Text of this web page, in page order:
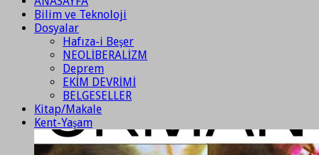
Bilim ve Teknoloji
Dosyalar
Hafıza-i Beşer
NEOLİBERALİZM
Deprem
EKİM DEVRİMİ
BELGESELLER
Kitap/Makale
Kent-Yaşam